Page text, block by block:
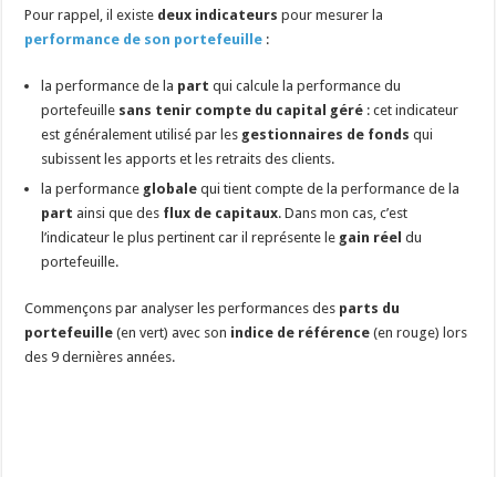
Pour rappel, il existe deux indicateurs pour mesurer la
performance de son portefeuille :
la performance de la part qui calcule la performance du
portefeuille sans tenir compte du capital géré : cet indicateur
est généralement utilisé par les gestionnaires de fonds qui
subissent les apports et les retraits des clients.
la performance globale qui tient compte de la performance de la
part ainsi que des flux de capitaux. Dans mon cas, c’est
l’indicateur le plus pertinent car il représente le gain réel du
portefeuille.
Commençons par analyser les performances des parts du
portefeuille (en vert) avec son indice de référence (en rouge) lors
des 9 dernières années.